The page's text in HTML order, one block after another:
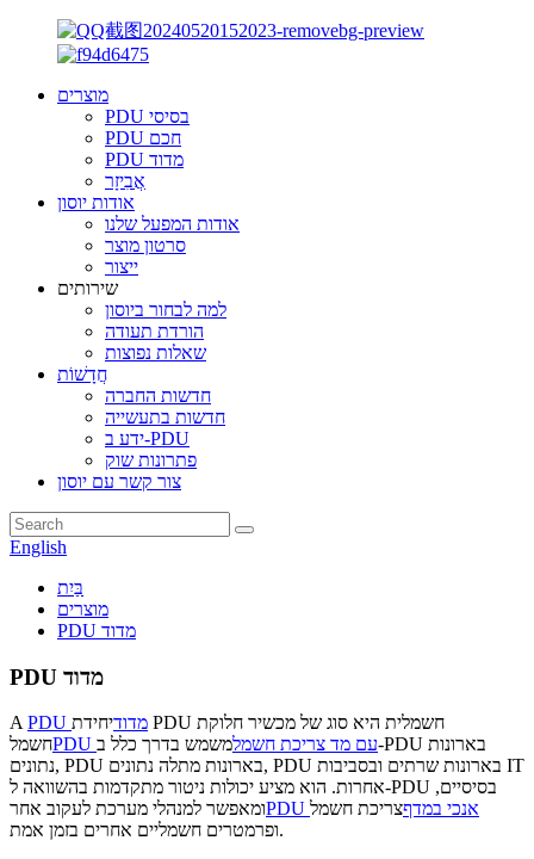
מוצרים
PDU בסיסי
PDU חכם
PDU מדוד
אֲבִיזָר
אודות יוסון
אודות המפעל שלנו
סרטון מוצר
ייצור
שירותים
למה לבחור ביוסון
הורדת תעודה
שאלות נפוצות
חֲדָשׁוֹת
חדשות החברה
חדשות בתעשייה
ידע ב-PDU
פתרונות שוק
צור קשר עם יוסון
English
בַּיִת
מוצרים
PDU מדוד
PDU מדוד
A PDU מדודיחידת PDU חשמלית היא סוג של מכשיר חלוקת
חשמל
PDU עם מד צריכת חשמלמשמש בדרך כלל ב-PDU בארונות
נתונים, PDU בארונות מתלה נתונים, PDU בארונות שרתים ובסביבות IT
אחרות. הוא מציע יכולות ניטור מתקדמות בהשוואה ל-PDU בסיסיים,
ומאפשר למנהלי מערכת לעקוב אחר
PDU אנכי במדףצריכת חשמל
ופרמטרים חשמליים אחרים בזמן אמת.